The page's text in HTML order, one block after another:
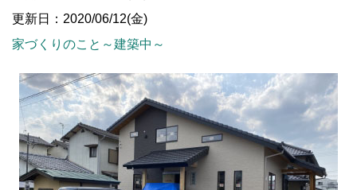
更新日：2020/06/12(金)
家づくりのこと～建築中～